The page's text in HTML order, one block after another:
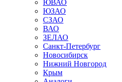
ЮВАО
ЮЗАО
СЗАО
ВАО
ЗЕЛАО
Санкт-Петербург
Новосибирск
Нижний Новгород
Крым